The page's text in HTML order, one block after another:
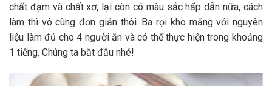
chất đạm và chất xơ, lại còn có màu sắc hấp dẫn nữa, cách
làm thì vô cùng đơn giản thôi. Ba rọi kho măng với nguyên
liệu làm đủ cho 4 người ăn và có thể thực hiện trong khoảng
1 tiếng. Chúng ta bắt đầu nhé!